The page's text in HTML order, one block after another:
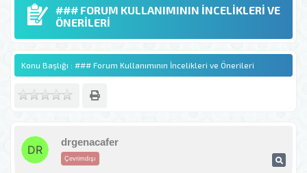
### FORUM KULLANIMININ İNCELIKLERI VE
ÖNERILERI
Konu Başlığı : ### Forum Kullanımının İncelikleri ve Önerileri
Çevrimdışı
drgenacafer